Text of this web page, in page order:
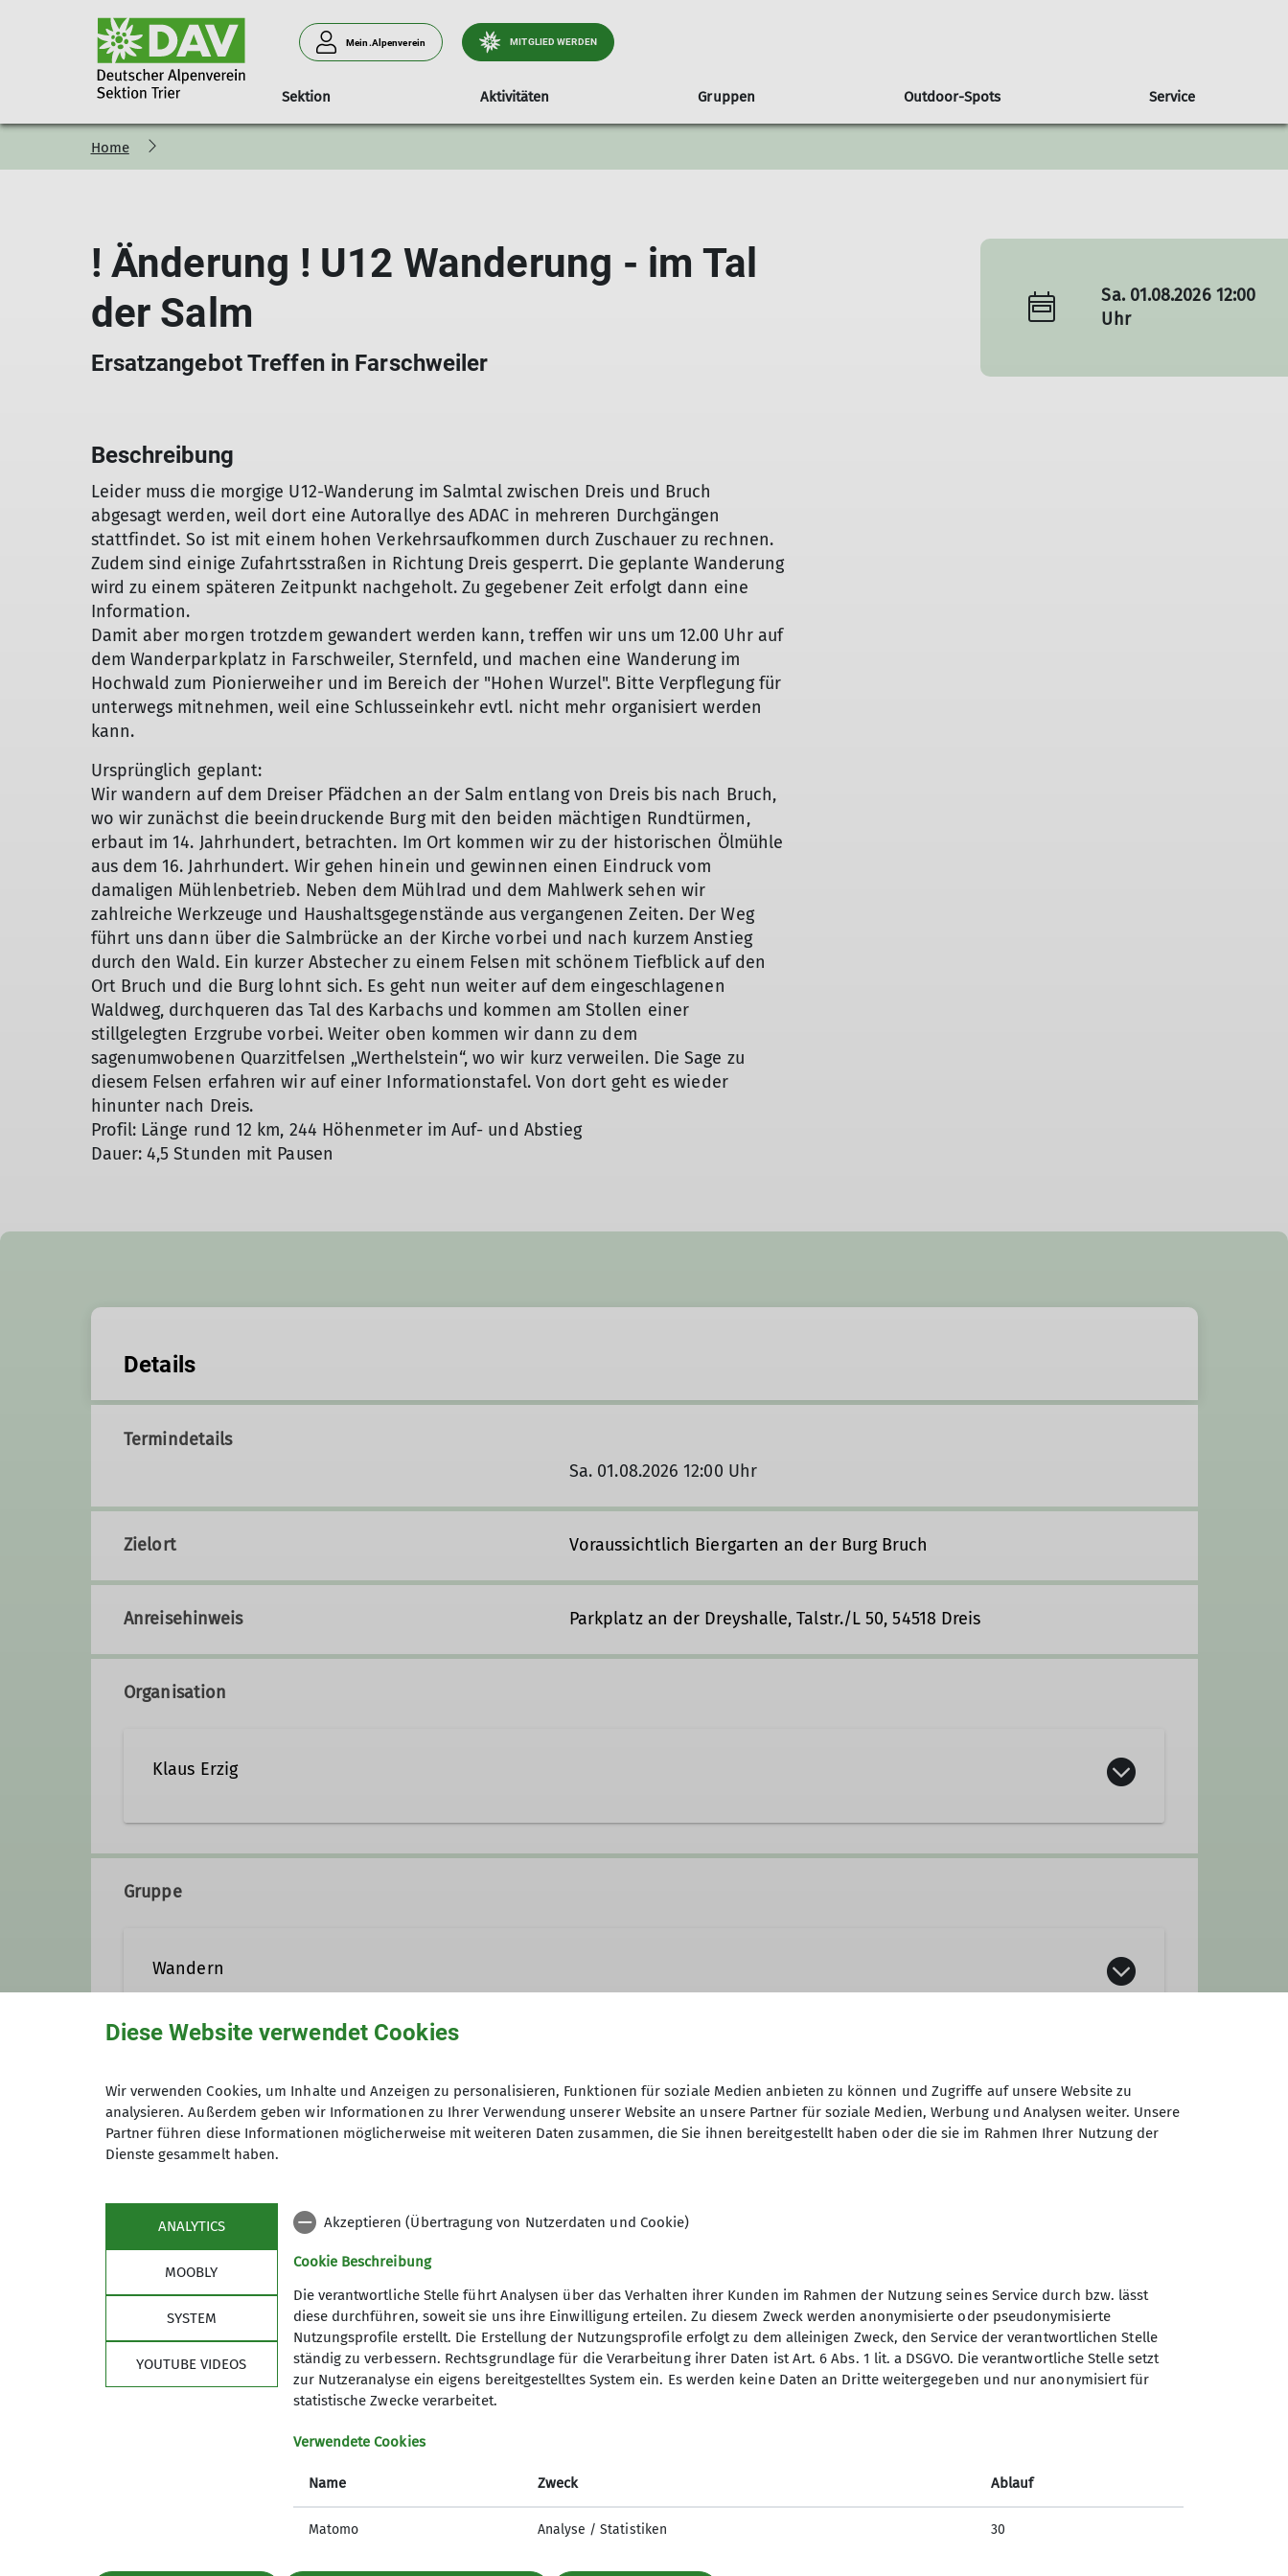
Mein.Alpenverein MITGLIED WERDEN
Sektion Aktivitäten Gruppen Outdoor-Spots Service
Home
! Änderung ! U12 Wanderung - im Tal
der Salm
Ersatzangebot Treffen in Farschweiler
Beschreibung
Leider muss die morgige U12-Wanderung im Salmtal zwischen Dreis und Bruch
abgesagt werden, weil dort eine Autorallye des ADAC in mehreren Durchgängen
stattfindet. So ist mit einem hohen Verkehrsaufkommen durch Zuschauer zu rechnen.
Zudem sind einige Zufahrtsstraßen in Richtung Dreis gesperrt. Die geplante Wanderung
wird zu einem späteren Zeitpunkt nachgeholt. Zu gegebener Zeit erfolgt dann eine
Information.
Damit aber morgen trotzdem gewandert werden kann, treffen wir uns um 12.00 Uhr auf
dem Wanderparkplatz in Farschweiler, Sternfeld, und machen eine Wanderung im
Hochwald zum Pionierweiher und im Bereich der "Hohen Wurzel". Bitte Verpflegung für
unterwegs mitnehmen, weil eine Schlusseinkehr evtl. nicht mehr organisiert werden
kann.
Ursprünglich geplant:
Wir wandern auf dem Dreiser Pfädchen an der Salm entlang von Dreis bis nach Bruch,
wo wir zunächst die beeindruckende Burg mit den beiden mächtigen Rundtürmen,
erbaut im 14. Jahrhundert, betrachten. Im Ort kommen wir zu der historischen Ölmühle
aus dem 16. Jahrhundert. Wir gehen hinein und gewinnen einen Eindruck vom
damaligen Mühlenbetrieb. Neben dem Mühlrad und dem Mahlwerk sehen wir
zahlreiche Werkzeuge und Haushaltsgegenstände aus vergangenen Zeiten. Der Weg
führt uns dann über die Salmbrücke an der Kirche vorbei und nach kurzem Anstieg
durch den Wald. Ein kurzer Abstecher zu einem Felsen mit schönem Tiefblick auf den
Ort Bruch und die Burg lohnt sich. Es geht nun weiter auf dem eingeschlagenen
Waldweg, durchqueren das Tal des Karbachs und kommen am Stollen einer
stillgelegten Erzgrube vorbei. Weiter oben kommen wir dann zu dem
sagenumwobenen Quarzitfelsen „Werthelstein“, wo wir kurz verweilen. Die Sage zu
diesem Felsen erfahren wir auf einer Informationstafel. Von dort geht es wieder
hinunter nach Dreis.
Profil: Länge rund 12 km, 244 Höhenmeter im Auf- und Abstieg
Dauer: 4,5 Stunden mit Pausen
Sa. 01.08.2026 12:00
Uhr
Details
Termindetails
Sa. 01.08.2026 12:00 Uhr
Zielort Voraussichtlich Biergarten an der Burg Bruch
Anreisehinweis Parkplatz an der Dreyshalle, Talstr./L 50, 54518 Dreis
Organisation
Klaus Erzig
Gruppe
Wandern
Unsere Wandergruppe ist für alle, die gern draußen unterwegs sind – ob in der Nähe von Trier, in den Mittelgebirgen oder
mit und erlebe die Vielfalt unserer Wanderungen und Touren!
Zur Wandergruppe
Anmeldung
Anmeldung: klaus.erzig@dav-trier.de
Tel. 0152 56592984
Sektion
Mitglied werden
Links
Hustley Klettererlaubnis
Eifelblock Trier
Burgenklettersteig Manderscheid
Sektion Trier des Deutschen
Alpenvereins e.V.
Gerty-Spies-Str. 5
Diese Website verwendet Cookies
Wir verwenden Cookies, um Inhalte und Anzeigen zu personalisieren, Funktionen für soziale Medien anbieten zu können und Zugriffe auf unsere Website zu
analysieren. Außerdem geben wir Informationen zu Ihrer Verwendung unserer Website an unsere Partner für soziale Medien, Werbung und Analysen weiter. Unsere
Partner führen diese Informationen möglicherweise mit weiteren Daten zusammen, die Sie ihnen bereitgestellt haben oder die sie im Rahmen Ihrer Nutzung der
Dienste gesammelt haben.
ANALYTICS
MOOBLY
SYSTEM
YOUTUBE VIDEOS
Akzeptieren (Übertragung von Nutzerdaten und Cookie)
Cookie Beschreibung
Die verantwortliche Stelle führt Analysen über das Verhalten ihrer Kunden im Rahmen der Nutzung seines Service durch bzw. lässt
diese durchführen, soweit sie uns ihre Einwilligung erteilen. Zu diesem Zweck werden anonymisierte oder pseudonymisierte
Nutzungsprofile erstellt. Die Erstellung der Nutzungsprofile erfolgt zu dem alleinigen Zweck, den Service der verantwortlichen Stelle
ständig zu verbessern. Rechtsgrundlage für die Verarbeitung ihrer Daten ist Art. 6 Abs. 1 lit. a DSGVO. Die verantwortliche Stelle setzt
zur Nutzeranalyse ein eigens bereitgestelltes System ein. Es werden keine Daten an Dritte weitergegeben und nur anonymisiert für
statistische Zwecke verarbeitet.
Verwendete Cookies
Name Zweck Ablauf
Matomo Analyse / Statistiken 30